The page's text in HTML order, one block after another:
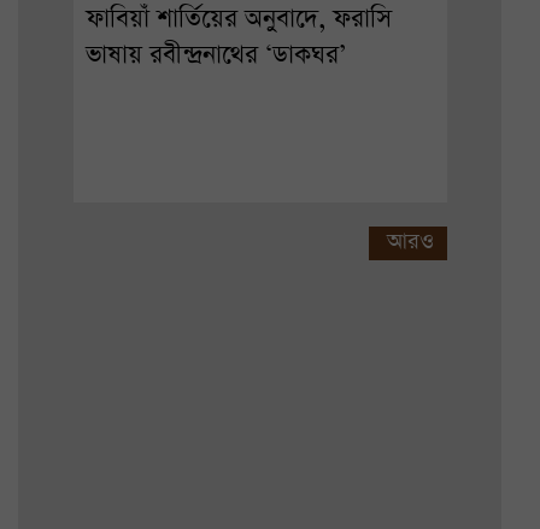
ফাবিয়াঁ শার্তিয়ের অনুবাদে, ফরাসি
ভাষায় রবীন্দ্রনাথের ‘ডাকঘর’
আরও